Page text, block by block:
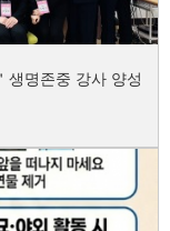
생명존중 강사 양성